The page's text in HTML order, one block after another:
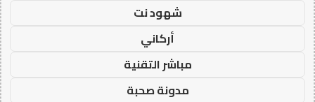
شهود نت
أركاني
مباشر التقنية
مدونة صحبة